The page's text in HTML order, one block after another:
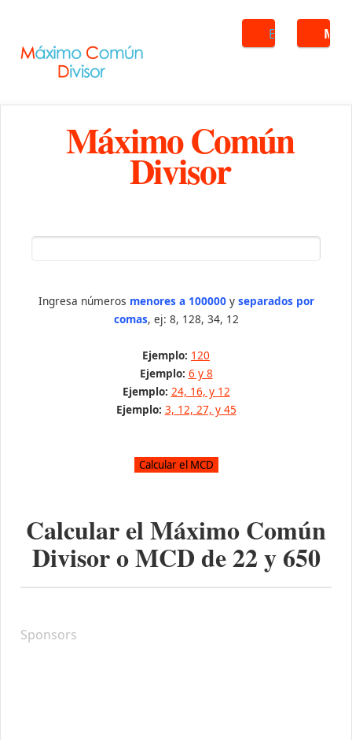
Buscar
Máximo Común
Divisor
Ingresa números menores a 100000y separados por
comas, ej: 8, 128, 34, 12
Ejemplo: 120
Ejemplo: 6 y 8
Ejemplo: 24, 16, y 12
Ejemplo: 3, 12, 27, y 45
Calcular el Máximo Común
Divisor o MCD de22y650
Sponsors